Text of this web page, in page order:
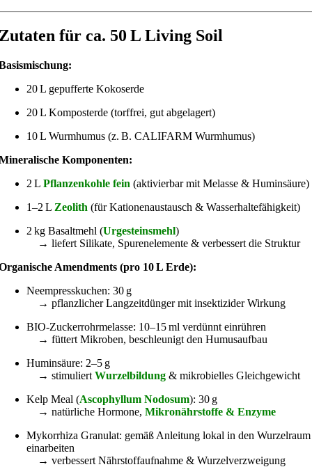
für ca. 50 L Living Soil
20 L gepufferte Kokoserde
20 L Komposterde (torffrei, gut abgelagert)
10 L Wurmhumus (z. B. CALIFARM Wurmhumus)
Komponenten:
2 L Pflanzenkohle fein (aktivierbar mit Melasse & Huminsäure)
1–2 L Zeolith (für Kationenaustausch & Wasserhaltefähigkeit)
2 kg Basaltmehl (Urgesteinsmehl)
→ liefert Silikate, Spurenelemente & verbessert die Struktur
Amendments (pro 10 L Erde):
Neempresskuchen: 30 g
→ pflanzlicher Langzeitdünger mit insektizider Wirkung
BIO-Zuckerrohrmelasse: 10–15 ml verdünnt einrühren
→ füttert Mikroben, beschleunigt den Humusaufbau
Huminsäure: 2–5 g
→ stimuliert Wurzelbildung & mikrobielles Gleichgewicht
Kelp Meal (Ascophyllum Nodosum): 30 g
→ natürliche Hormone, Mikronährstoffe & Enzyme
Mykorrhiza Granulat: gemäß Anleitung lokal in den Wurzelraum
einarbeiten
→ verbessert Nährstoffaufnahme & Wurzelverzweigung